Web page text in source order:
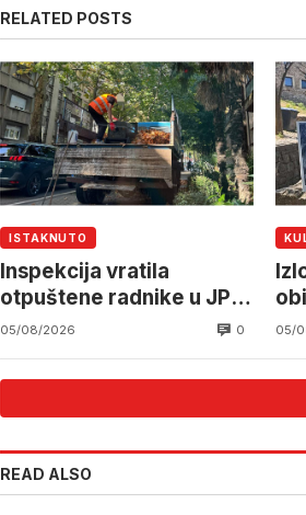
RELATED POSTS
ISTAKNUTO
Inspekcija vratila
otpuštene radnike u JP
Komunalno Mostar
05/08/2026 0 05/
READ ALSO